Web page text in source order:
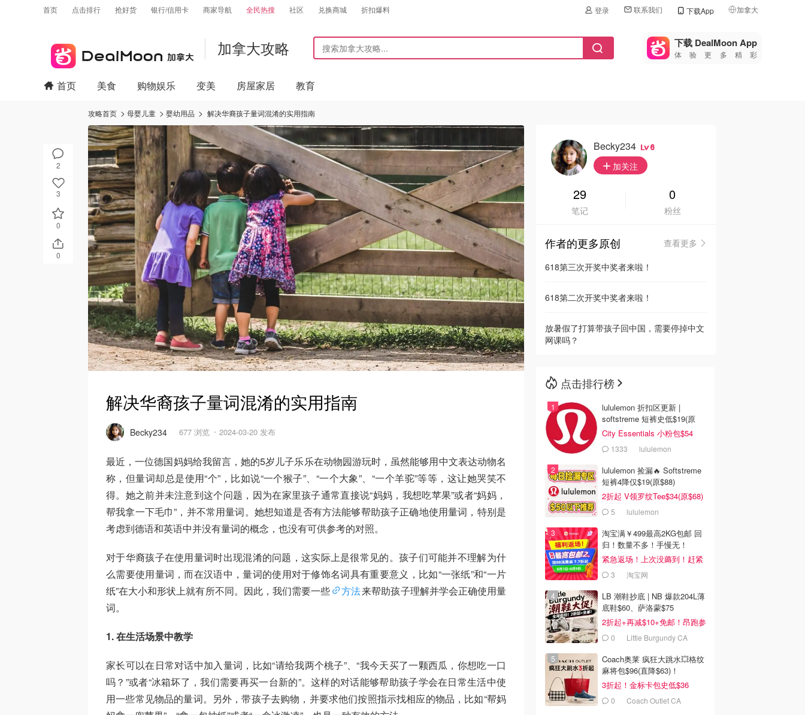
首页 点击排行 抢好货 银行/信用卡 商家导航 全民热搜 社区 兑换商城 折扣爆料 登录 联系我们 下载App 加拿大
🇺🇸
美国
🇨🇳中国
🇮🇹
🇦🇺
🇳🇿新西兰
加拿大攻略 下载 DealMoon App
体验更多精彩
2
3
0
0
首页 美食 购物娱乐 变美 房屋家居 教育
攻略首页 母婴儿童 婴幼用品 解决华裔孩子量词混淆的实用指南
解决华裔孩子量词混淆的实用指南
Becky234 677 浏览 2024-03-20 发布
最近，一位德国妈妈给我留言，她的5岁儿子乐乐在动物园游玩时，虽然能够用中文表达动物名
称，但量词却总是使用“个”，比如说“一个猴子”、“一个大象”、“一个羊驼”等等，这让她哭笑不
得。她之前并未注意到这个问题，因为在家里孩子通常直接说“妈妈，我想吃苹果”或者“妈妈，
帮我拿一下毛巾”，并不常用量词。她想知道是否有方法能够帮助孩子正确地使用量词，特别是
考虑到德语和英语中并没有量词的概念，也没有可供参考的对照。
对于华裔孩子在使用量词时出现混淆的问题，这实际上是很常见的。孩子们可能并不理解为什
么需要使用量词，而在汉语中，量词的使用对于修饰名词具有重要意义，比如“一张纸”和“一片
纸”在大小和形状上就有所不同。因此，我们需要一些
方法来帮助孩子理解并学会正确使用量
词。
1. 在生活场景中教学
家长可以在日常对话中加入量词，比如“请给我两个桃子”、“我今天买了一颗西瓜，你想吃一口
吗？”或者“冰箱坏了，我们需要再买一台新的”。这样的对话能够帮助孩子学会在日常生活中使
用一些常见物品的量词。另外，带孩子去购物，并要求他们按照指示找相应的物品，比如“帮妈
Becky234 6
加关注
29
笔记
0
粉丝
作者的更多原创
查看更多
618第三次开奖中奖者来啦！
618第二次开奖中奖者来啦！
放暑假了打算带孩子回中国，需要停掉中文
网课吗？
点击排行榜
lululemon 折扣区更新 |
softstreme 短裤史低$19(原
$88)
City Essentials 小粉包$54
1333 lululemon
lululemon 捡漏🔥 Softstreme
短裤4降仅$19(原$88)
2折起 V领罗纹Tee$34(原$68)
5 lululemon
淘宝满￥499最高2KG包邮 回
归！数量不多！手慢无！
紧急返场！上次没薅到！赶紧
冲 3 淘宝网
LB 潮鞋抄底 | NB 爆款204L薄
底鞋$60、萨洛蒙$75
2折起+再减$10+免邮！昂跑参
加 0
Little Burgundy CA
Coach奥莱 疯狂大跳水💥格纹
麻将包$96(直降$63)！
3折起！金标卡包史低$36
0 Coach Outlet CA